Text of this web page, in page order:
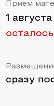
Прием
1 августа
сразу